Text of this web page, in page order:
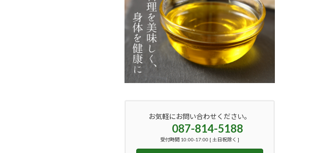
お気軽にお問い合わせください。
087-814-5188
受付時間 10:00-17:00 [ 土日祝除く ]